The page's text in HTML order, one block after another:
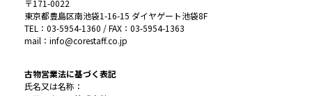
〒171-0022
東京都豊島区南池袋1-16-15 ダイヤゲート池袋8F
TEL：03-5954-1360 / FAX：03-5954-1363
mail：info@corestaff.co.jp
古物営業法に基づく表記
氏名又は名称：